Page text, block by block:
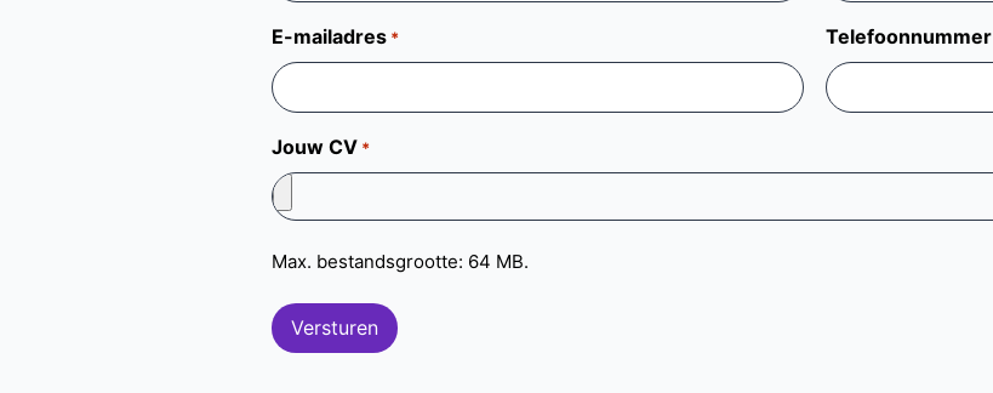
E-mailadres * Telefoonnummer
Jouw CV *
Max. bestandsgrootte: 64 MB.